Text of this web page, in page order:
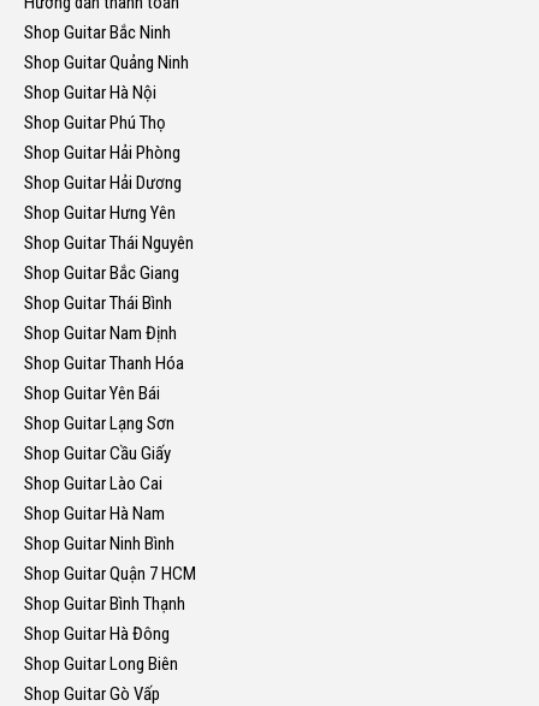
Shop Guitar Bắc Ninh
Shop Guitar Quảng Ninh
Shop Guitar Hà Nội
Shop Guitar Phú Thọ
Shop Guitar Hải Phòng
Shop Guitar Hải Dương
Shop Guitar Hưng Yên
Shop Guitar Thái Nguyên
Shop Guitar Bắc Giang
Shop Guitar Thái Bình
Shop Guitar Nam Định
Shop Guitar Thanh Hóa
Shop Guitar Yên Bái
Shop Guitar Lạng Sơn
Shop Guitar Cầu Giấy
Shop Guitar Lào Cai
Shop Guitar Hà Nam
Shop Guitar Ninh Bình
Shop Guitar Quận 7 HCM
Shop Guitar Bình Thạnh
Shop Guitar Hà Đông
Shop Guitar Long Biên
Shop Guitar Gò Vấp